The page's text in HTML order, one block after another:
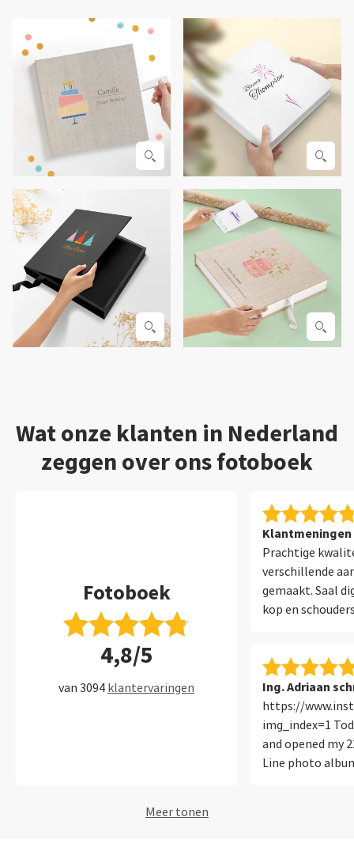
Wat onze klanten in Nederland
zeggen over ons fotoboek
Fotoboek
4,8/5
van 3094 klantervaringen
Klantmeningen
Prachtige
verschillende
gemaakt. Saal
kop en
boeken bij Saal!
Ing. Adriaan
https://
img_index=1
and opened my
Line photo
Meer tonen